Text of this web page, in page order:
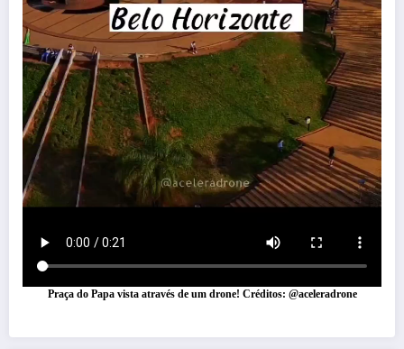
Praça do Papa vista através de um drone! Créditos: @aceleradrone